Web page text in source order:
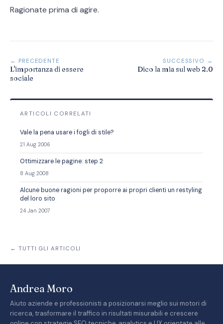
Ragionate prima di agire.
← PRECEDENTE
L'importanza di essere
sociale
SUCCESSIVO →
Dico la mia sul web 2.0
ARTICOLI CORRELATI
Vale la pena usare i fogli di stile?
21 Aug 2006
Ottimizzare le pagine: step 2
8 Aug 2008
Alcune buone ragioni per proporre ai propri clienti un restyling
del loro sito
24 Jan 2007
← TUTTI GLI ARTICOLI
Andrea Moro
Aiuto aziende e professionisti a posizionarsi meglio sui motori di
ricerca, trasformare il traffico in risultati misurabili e crescere